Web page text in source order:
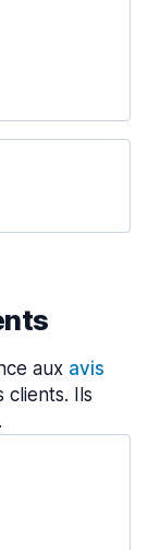
aux avis
clients. Ils